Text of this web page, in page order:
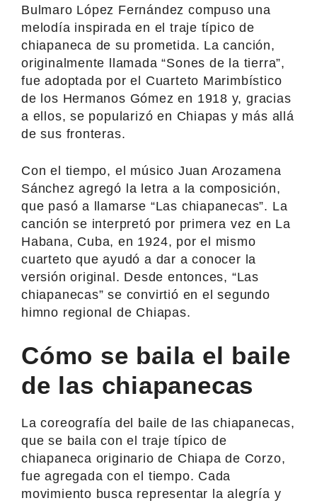
Bulmaro López Fernández compuso una
melodía inspirada en el traje típico de
chiapaneca de su prometida. La canción,
originalmente llamada “Sones de la tierra”,
fue adoptada por el Cuarteto Marimbístico
de los Hermanos Gómez en 1918 y, gracias
a ellos, se popularizó en Chiapas y más allá
de sus fronteras.
Con el tiempo, el músico Juan Arozamena
Sánchez agregó la letra a la composición,
que pasó a llamarse “Las chiapanecas”. La
canción se interpretó por primera vez en La
Habana, Cuba, en 1924, por el mismo
cuarteto que ayudó a dar a conocer la
versión original. Desde entonces, “Las
chiapanecas” se convirtió en el segundo
himno regional de Chiapas.
Cómo se baila el baile
de las chiapanecas
La coreografía del baile de las chiapanecas,
que se baila con el traje típico de
chiapaneca originario de Chiapa de Corzo,
fue agregada con el tiempo. Cada
movimiento busca representar la alegría y